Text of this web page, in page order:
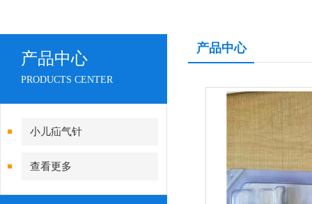
产品中心
PRODUCTS CENTER
小儿疝气针
查看更多
产品中心